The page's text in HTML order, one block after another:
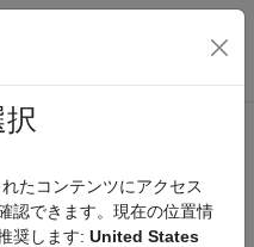
ゲーション メ
by a variable-step solver for a
たコンテンツにアクセス
認できます。現在の位置情
奨します: United States